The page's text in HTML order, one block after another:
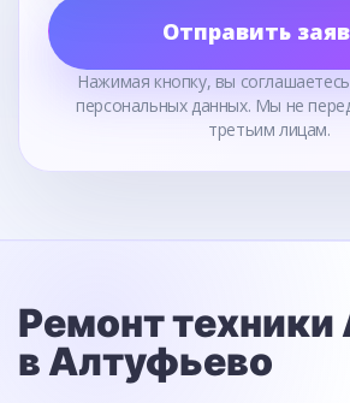
Отправить
Нажимая кнопку, вы
персональных данных. Мы не
третьим лицам.
Ремонт техники
в Алтуфьево